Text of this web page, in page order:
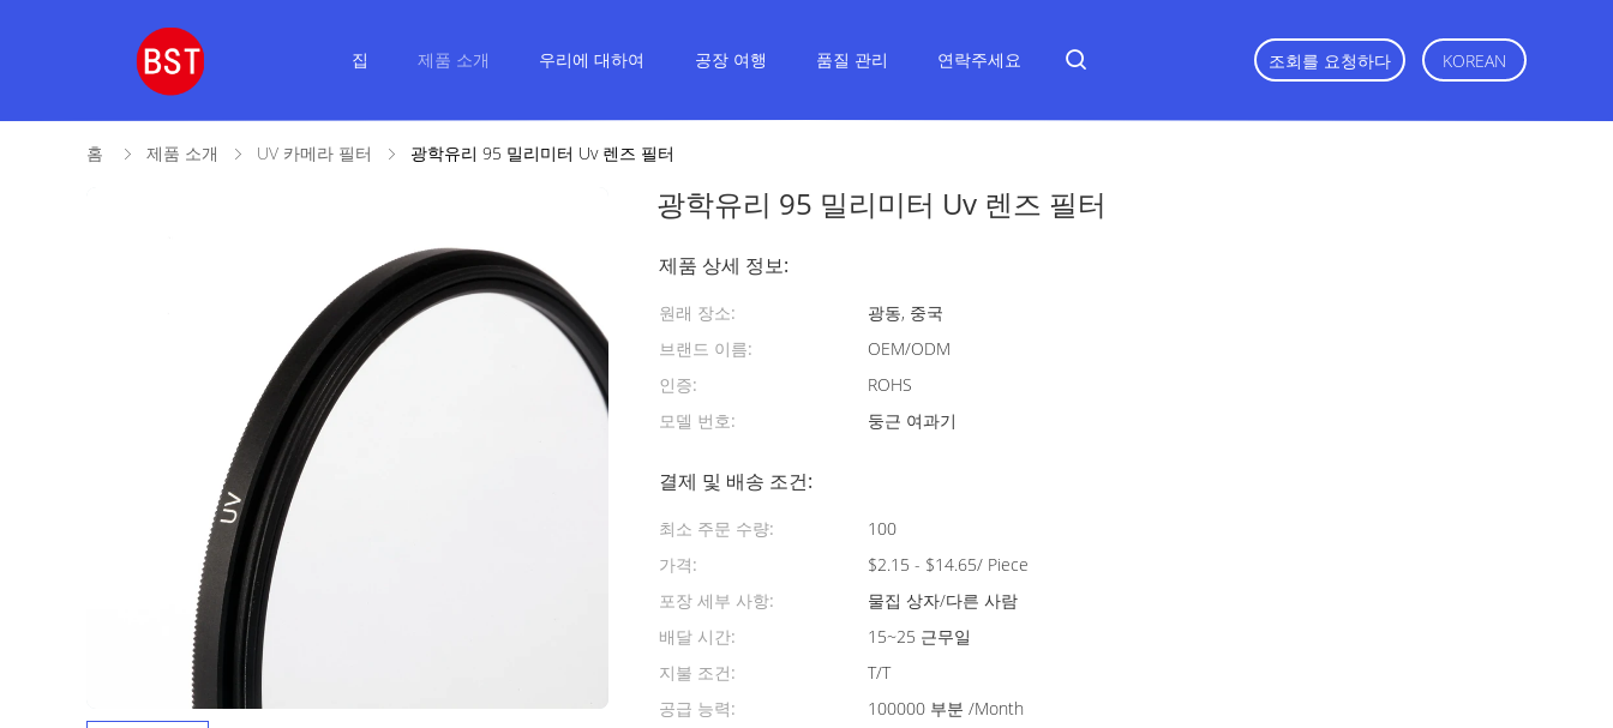
집 제품 소개 우리에 대하여 공장 여행 품질 관리 연락주세요 조회를 요청하다 KOREAN
홈 제품 소개 UV 카메라 필터 광학유리 95 밀리미터 Uv 렌즈 필터
광학유리 95 밀리미터 Uv 렌즈 필터
제품 상세 정보:
원래 장소:
광동, 중국
브랜드 이름:
OEM/ODM
인증:
ROHS
모델 번호:
둥근 여과기
결제 및 배송 조건:
최소 주문 수량:
100
가격:
$2.15 - $14.65/ Piece
포장 세부 사항:
물집 상자/다른 사람
배달 시간:
15~25 근무일
지불 조건:
T/T
공급 능력:
100000 부분 /Month